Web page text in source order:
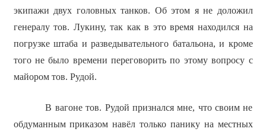
экипажи двух головных танков. Об этом я не доложил
генералу тов. Лукину, так как в это время находился на
погрузке штаба и разведывательного батальона, и кроме
того не было времени переговорить по этому вопросу с
майором тов. Рудой.
В вагоне тов. Рудой признался мне, что своим не
обдуманным приказом навёл только панику на местных